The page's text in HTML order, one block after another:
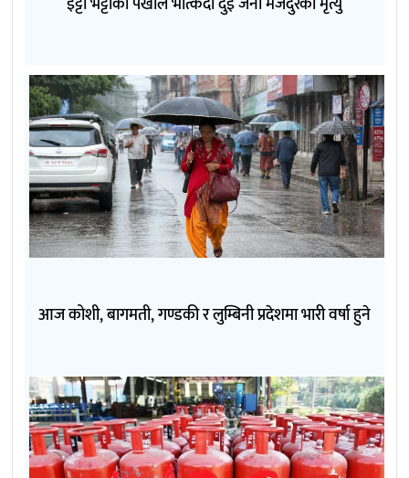
आज कोशी, बागमती, गण्डकी र लुम्बिनी प्रदेशमा भारी वर्षा हुने